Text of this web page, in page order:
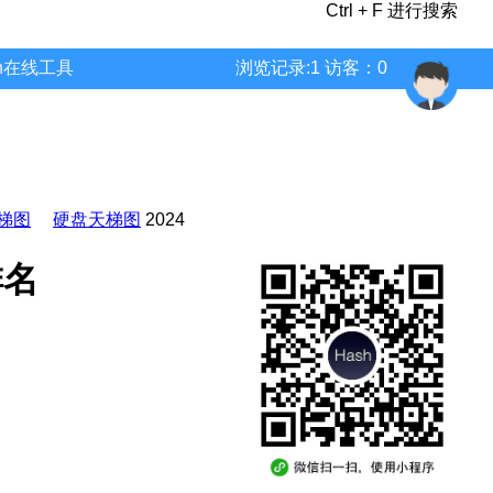
Ctrl + F 进行搜索
线工具 浏览记录:1 访客：0
图 硬盘天梯图 2024